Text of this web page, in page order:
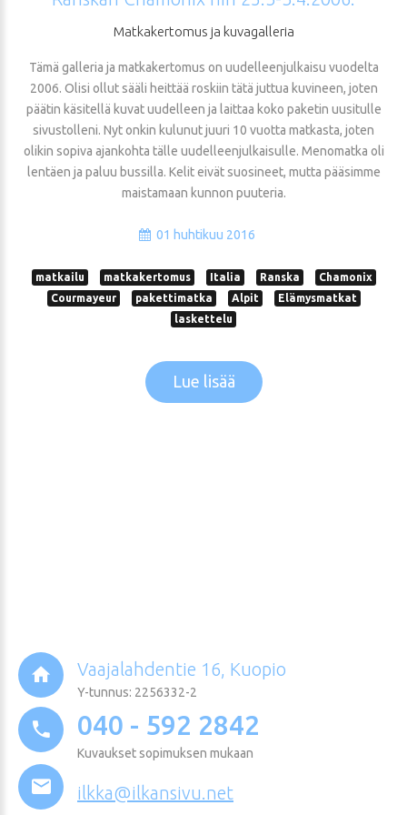
Matkakertomus ja kuvagalleria
Tämä galleria ja matkakertomus on uudelleenjulkaisu vuodelta
2006. Olisi ollut sääli heittää roskiin tätä juttua kuvineen, joten
päätin käsitellä kuvat uudelleen ja laittaa koko paketin uusitulle
sivustolleni. Nyt onkin kulunut juuri 10 vuotta matkasta, joten
olikin sopiva ajankohta tälle uudelleenjulkaisulle. Menomatka oli
lentäen ja paluu bussilla. Kelit eivät suosineet, mutta pääsimme
maistamaan kunnon puuteria.
01 huhtikuu 2016
matkailu matkakertomus Italia Ranska
Chamonix
Courmayeur
pakettimatka Alpit
Elämysmatkat
laskettelu
Lue lisää
Vaajalahdentie 16, Kuopio
Y-tunnus: 2256332-2
040 - 592 2842
Kuvaukset sopimuksen mukaan
ilkka@ilkansivu.net